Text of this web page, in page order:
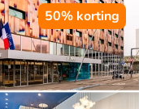
50% korting